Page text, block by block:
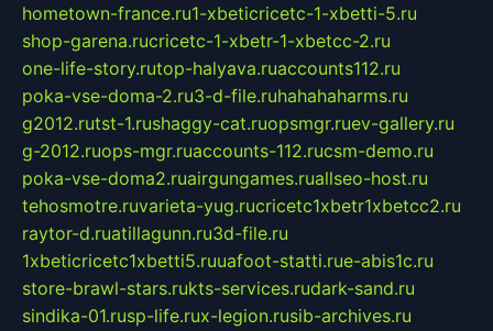
hometown-france.ru1-xbeticricetc-1-xbetti-5.ru
shop-garena.rucricetc-1-xbetr-1-xbetcc-2.ru
one-life-story.rutop-halyava.ruaccounts112.ru
poka-vse-doma-2.ru3-d-file.ruhahahaharms.ru
g2012.rutst-1.rushaggy-cat.ruopsmgr.ruev-gallery.ru
g-2012.ruops-mgr.ruaccounts-112.rucsm-demo.ru
poka-vse-doma2.ruairgungames.ruallseo-host.ru
tehosmotre.ruvarieta-yug.rucricetc1xbetr1xbetcc2.ru
raytor-d.ruatillagunn.ru3d-file.ru
1xbeticricetc1xbetti5.ruuafoot-statti.rue-abis1c.ru
store-brawl-stars.rukts-services.rudark-sand.ru
sindika-01.rusp-life.rux-legion.rusib-archives.ru